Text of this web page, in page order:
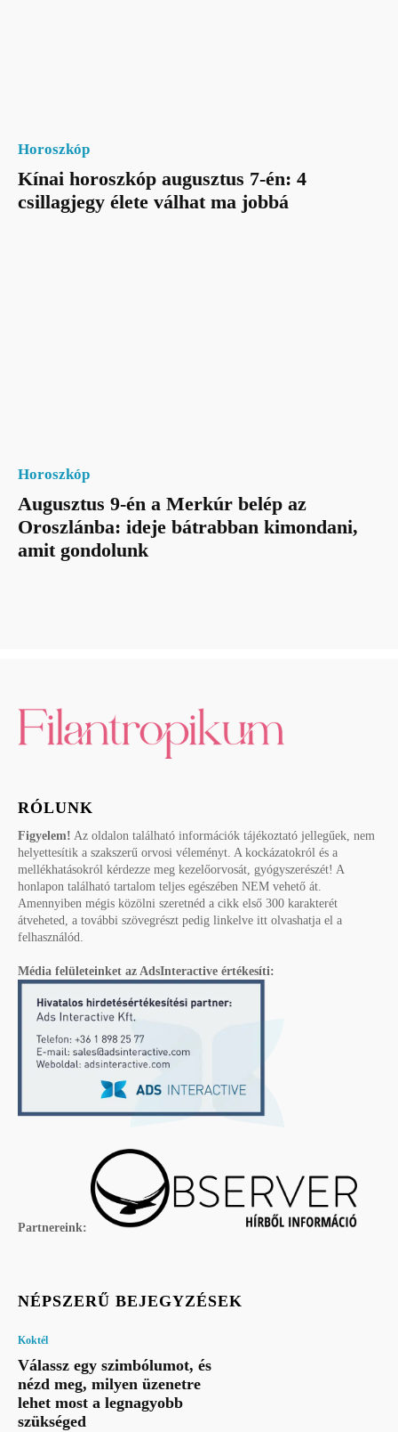
Horoszkóp
Kínai horoszkóp augusztus 7-én: 4
csillagjegy élete válhat ma jobbá
Horoszkóp
Augusztus 9-én a Merkúr belép az
Oroszlánba: ideje bátrabban kimondani,
amit gondolunk
RÓLUNK
Figyelem! Az oldalon található információk tájékoztató jellegűek, nem
helyettesítik a szakszerű orvosi véleményt. A kockázatokról és a
mellékhatásokról kérdezze meg kezelőorvosát, gyógyszerészét! A
honlapon található tartalom teljes egészében NEM vehető át.
Amennyiben mégis közölni szeretnéd a cikk első 300 karakterét
átveheted, a további szövegrészt pedig linkelve itt olvashatja el a
felhasználód.
Média felületeinket az AdsInteractive értékesíti:
Partnereink:
NÉPSZERŰ BEJEGYZÉSEK
Koktél
Válassz egy szimbólumot, és
nézd meg, milyen üzenetre
lehet most a legnagyobb
szükséged